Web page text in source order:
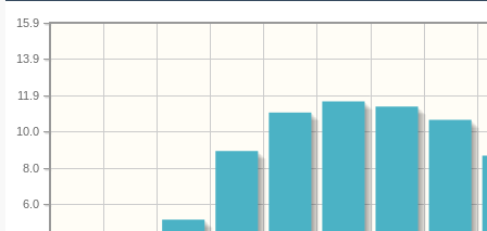
6.0
8.0
10.0
11.9
13.9
15.9